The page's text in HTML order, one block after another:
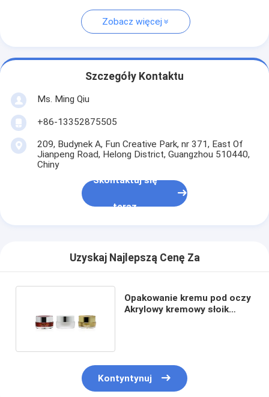
Zobacz więcej
Szczegóły Kontaktu
Ms. Ming Qiu
+86-13352875505
209, Budynek A, Fun Creative Park, nr 371, East Of
Jianpeng Road, Helong District, Guangzhou 510440,
Chiny
Skontaktuj się
teraz
Uzyskaj Najlepszą Cenę Za
Opakowanie kremu pod oczy
Akrylowy kremowy słoik
Kontyntynuj